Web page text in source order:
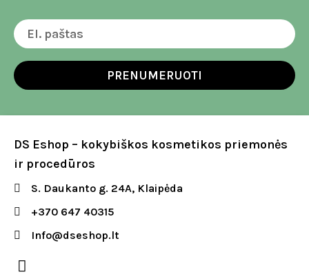
PRENUMERUOTI
DS Eshop – kokybiškos kosmetikos priemonės
ir procedūros
S. Daukanto g. 24A, Klaipėda
+370 647 40315
Info@dseshop.lt